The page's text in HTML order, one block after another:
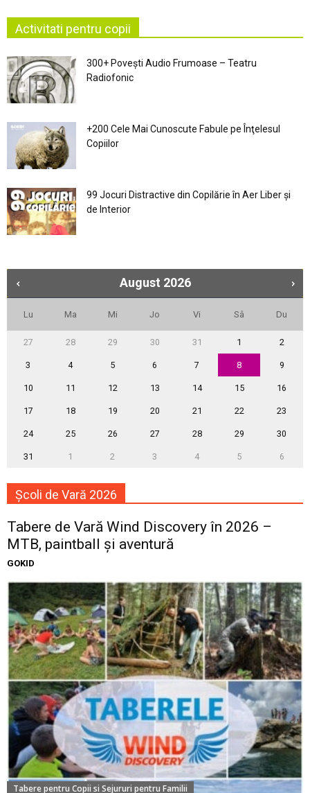
Activitati pentru copii
300+ Povești Audio Frumoase – Teatru
Radiofonic
+200 Cele Mai Cunoscute Fabule pe Înţelesul
Copiilor
99 Jocuri Distractive din Copilărie în Aer Liber şi
de Interior
August 2026
Lu Ma Mi Jo Vi Sâ Du
27 28 29 30 31 1 2
3 4 5 6 7 8 9
10 11 12 13 14 15 16
17 18 19 20 21 22 23
24 25 26 27 28 29 30
31 1 2 3 4 5 6
Școli de Vară 2026
Tabere de Vară Wind Discovery în 2026 –
MTB, paintball și aventură
GOKID
Tabere pentru Copii si Sejururi pentru Familii